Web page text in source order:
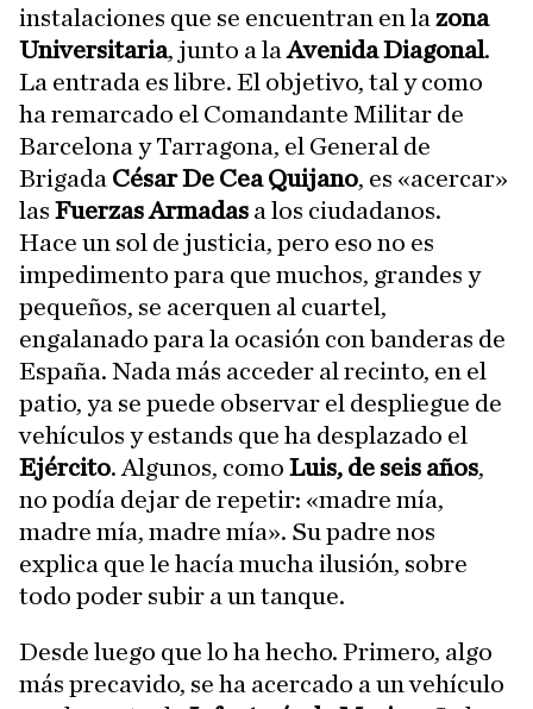
instalaciones que se encuentran en la zona
Universitaria, junto a la Avenida Diagonal.
La entrada es libre. El objetivo, tal y como
ha remarcado el Comandante Militar de
Barcelona y Tarragona, el General de
Brigada César De Cea Quijano, es «acercar»
las Fuerzas Armadas a los ciudadanos.
Hace un sol de justicia, pero eso no es
impedimento para que muchos, grandes y
pequeños, se acerquen al cuartel,
engalanado para la ocasión con banderas de
España. Nada más acceder al recinto, en el
patio, ya se puede observar el despliegue de
vehículos y estands que ha desplazado el
Ejército. Algunos, como Luis, de seis años,
no podía dejar de repetir: «madre mía,
madre mía, madre mía». Su padre nos
explica que le hacía mucha ilusión, sobre
todo poder subir a un tanque.
Desde luego que lo ha hecho. Primero, algo
más precavido, se ha acercado a un vehículo